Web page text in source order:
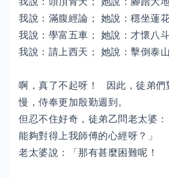
我說：滿腹經論； 她說：穩坐蓮
我說：學富五車； 她說：才懷八
我說：請上西天； 她說：擊倒泰
啊，真了不起呀！ 因此，徒弟們
慢，侍奉更加殷勤週到。
但忍不住好奇，徒弟乙問老太婆
能夠對得上我師傅的心經呀？」
老太婆說：「那有甚麼困難呢！